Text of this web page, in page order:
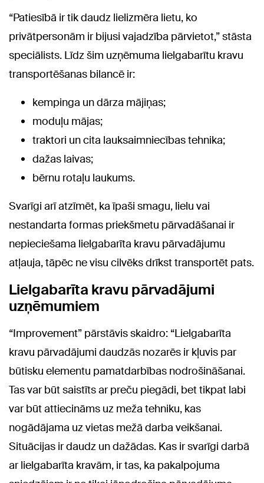
“Patiesībā ir tik daudz lielizmēra lietu, ko
privātpersonām ir bijusi vajadzība pārvietot,” stāsta
speciālists. Līdz šim uzņēmuma lielgabarītu kravu
transportēšanas bilancē ir:
kempinga un dārza mājiņas;
moduļu mājas;
traktori un cita lauksaimniecības tehnika;
dažas laivas;
bērnu rotaļu laukums.
Svarīgi arī atzīmēt, ka īpaši smagu, lielu vai
nestandarta formas priekšmetu pārvadāšanai ir
nepieciešama lielgabarīta kravu pārvadājumu
atļauja, tāpēc ne visu cilvēks drīkst transportēt pats.
Lielgabarīta kravu pārvadājumi
uzņēmumiem
“Improvement” pārstāvis skaidro: “Lielgabarīta
kravu pārvadājumi daudzās nozarēs ir kļuvis par
būtisku elementu pamatdarbības nodrošināšanai.
Tas var būt saistīts ar preču piegādi, bet tikpat labi
var būt attiecināms uz meža tehniku, kas
nogādājama uz vietas mežā darba veikšanai.
Situācijas ir daudz un dažādas. Kas ir svarīgi darbā
ar lielgabarīta kravām, ir tas, ka pakalpojuma